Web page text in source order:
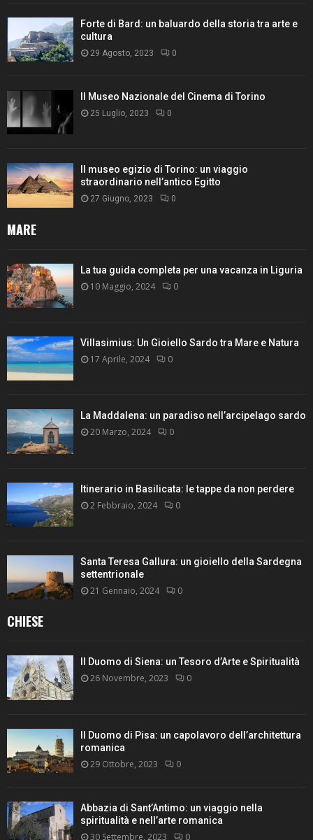
Forte di Bard: un baluardo della storia tra arte e
cultura
29 Agosto, 2023 0
Il Museo Nazionale del Cinema di Torino
25 Luglio, 2023 0
Il museo egizio di Torino: un viaggio
straordinario nell’antico Egitto
27 Giugno, 2023 0
MARE
La tua guida completa per una vacanza in Liguria
10 Maggio, 2024 0
Villasimius: Un Gioiello Sardo tra Mare e Natura
17 Aprile, 2024 0
La Maddalena: un paradiso nell’arcipelago sardo
20 Marzo, 2024 0
Itinerario in Basilicata: le tappe da non perdere
2 Febbraio, 2024 0
Santa Teresa Gallura: un gioiello della Sardegna
settentrionale
21 Gennaio, 2024 0
CHIESE
Il Duomo di Siena: un Tesoro d’Arte e Spiritualità
26 Novembre, 2023 0
Il Duomo di Pisa: un capolavoro dell’architettura
romanica
29 Ottobre, 2023 0
Abbazia di Sant’Antimo: un viaggio nella
spiritualità e nell’arte romanica
30 Settembre, 2023 0